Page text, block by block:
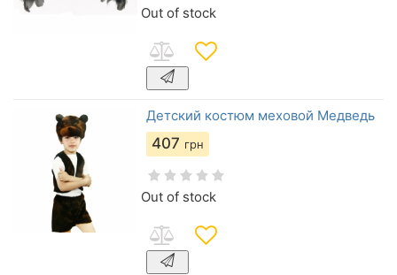
Out of stock
Детский костюм меховой Медведь
407 грн
Out of stock